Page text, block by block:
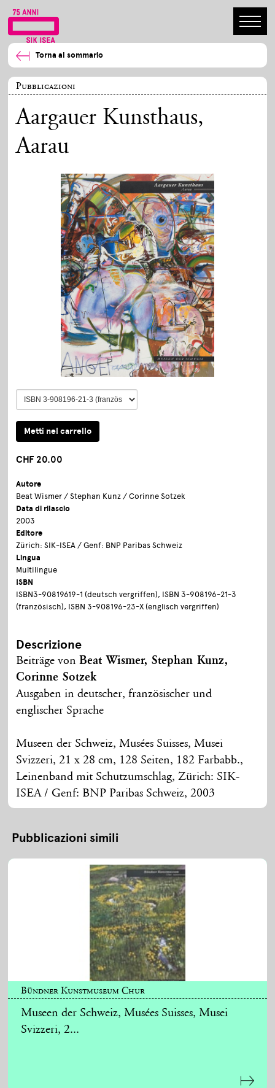
Torna al sommario
Pubblicazioni
Aargauer Kunsthaus,
Aarau
CHF 20.00
Autore
Beat Wismer / Stephan Kunz / Corinne Sotzek
Data di rilascio
2003
Editore
Zürich: SIK-ISEA / Genf: BNP Paribas Schweiz
Lingua
Multilingue
ISBN
ISBN3-90819619-1 (deutsch vergriffen), ISBN 3-908196-21-3
(französisch), ISBN 3-908196-23-X (englisch vergriffen)
Descrizione
Beiträge vonBeat Wismer, Stephan Kunz,
Corinne Sotzek
Ausgaben in deutscher, französischer und
englischer Sprache
Museen der Schweiz, Musées Suisses, Musei
Svizzeri, 21 x 28 cm, 128 Seiten, 182 Farbabb.,
Leinenband mit Schutzumschlag, Zürich: SIK-
ISEA / Genf: BNP Paribas Schweiz, 2003
Pubblicazioni simili
Bündner Kunstmuseum Chur
Museen der Schweiz, Musées Suisses, Musei
Svizzeri, 2...